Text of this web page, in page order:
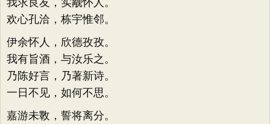
我求良友，实觏怀人。
欢心孔洽，栋宇惟邻。
伊余怀人，欣德孜孜。
我有旨酒，与汝乐之。
乃陈好言，乃著新诗。
一日不见，如何不思。
嘉游未斁，誓将离分。